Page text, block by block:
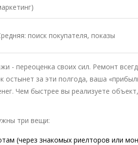
поиск покупателя, показы
- переоценка своих сил. Ремонт
остынет за эти полгода, ваша
Чем быстрее вы реализуете
три вещи:
(через знакомых риелторов или